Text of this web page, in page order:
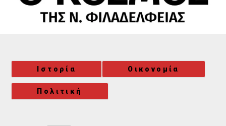
Ιστορία Οικονομία
Πολιτική